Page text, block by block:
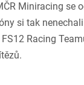
Miniracing se
si tak
FS12 Racing